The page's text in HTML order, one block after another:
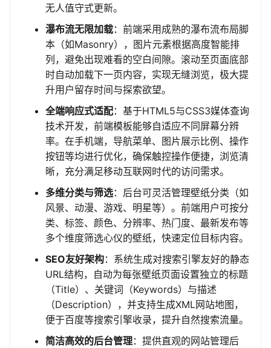
无人值守式更新。
瀑布流无限加载：前端采用成熟的瀑布流布局脚
本（如Masonry），图片元素根据高度智能排
列，避免出现难看的空白间隙。滚动至页面底部
时自动加载下一页内容，实现无缝浏览，极大提
升用户留存时间与探索欲望。
全端响应式适配：基于HTML5与CSS3媒体查询
技术开发，前端模板能够自适应不同屏幕分辨
率。在手机端，导航菜单、图片展示比例、操作
按钮等均进行优化，确保触控操作便捷，浏览清
晰，充分满足移动互联网时代的访问需求。
多维分类与筛选：后台可灵活管理壁纸分类（如
风景、动漫、游戏、明星等）。前端用户可按分
类、标签、颜色、分辨率、热门度、最新发布等
多个维度筛选心仪的壁纸，快速定位目标内容。
SEO友好架构：系统生成对搜索引擎友好的静态
URL结构，自动为每张壁纸页面设置独立的标题
（Title）、关键词（Keywords）与描述
（Description），并支持生成XML网站地图，
便于百度等搜索引擎收录，提升自然搜索流量。
简洁高效的后台管理：提供直观的网站管理后